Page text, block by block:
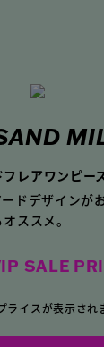
フレアワンピー
ドデザインが
ススメ。
SALE
イスが表示され